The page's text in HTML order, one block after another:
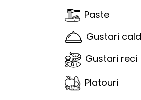
Paste
Gustari
Gustari reci
Platouri